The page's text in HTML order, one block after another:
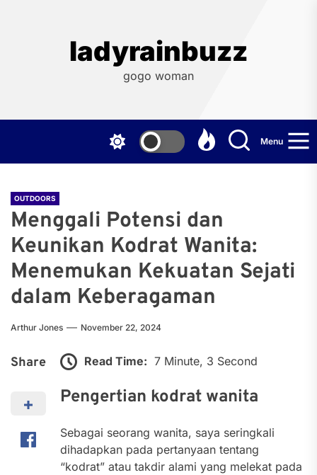
ladyrainbuzz
gogo woman
Menu
OUTDOORS
Menggali Potensi dan
Keunikan Kodrat Wanita:
Menemukan Kekuatan Sejati
dalam Keberagaman
Arthur Jones November 22, 2024
Share Read Time: 7 Minute, 3 Second
Pengertian kodrat wanita
Sebagai seorang wanita, saya seringkali
dihadapkan pada pertanyaan tentang
“kodrat” atau takdir alami yang melekat pada